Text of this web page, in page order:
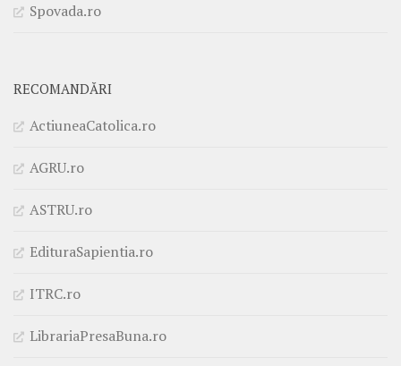
Spovada.ro
RECOMANDĂRI
ActiuneaCatolica.ro
AGRU.ro
ASTRU.ro
EdituraSapientia.ro
ITRC.ro
LibrariaPresaBuna.ro